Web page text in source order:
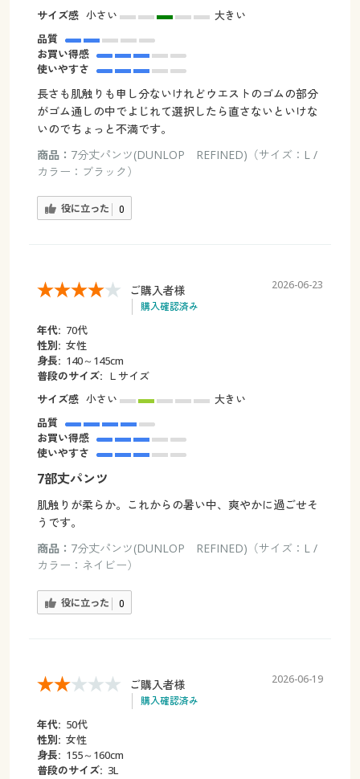
サイズ感 小さい
大きい
品質
お買い得感
使いやすさ
長さも肌触りも申し分ないけれどウエストのゴムの部分
がゴム通しの中でよじれて選択したら直さないといけな
いのでちょっと不満です。
商品： 7分丈パンツ(DUNLOP REFINED)（サイズ：L /
カラー：ブラック）
役に立った 0
ご購入者様
購入確認済み
2026-06-23
年代: 70代
性別: 女性
身長: 140～145cm
普段のサイズ: Ｌサイズ
サイズ感 小さい
大きい
品質
お買い得感
使いやすさ
7部丈パンツ
肌触りが柔らか。これからの暑い中、爽やかに過ごせそ
うです。
商品： 7分丈パンツ(DUNLOP REFINED)（サイズ：L /
カラー：ネイビー）
役に立った 0
ご購入者様
購入確認済み
2026-06-19
年代: 50代
性別: 女性
身長: 155～160cm
普段のサイズ: 3L